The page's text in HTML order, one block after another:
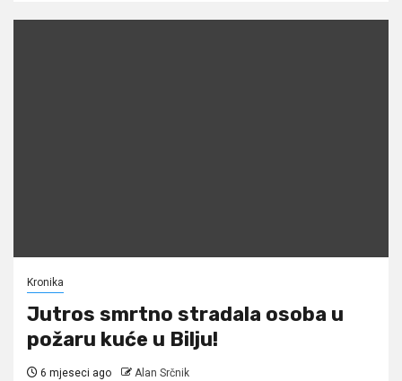
Kronika
Jutros smrtno stradala osoba u
požaru kuće u Bilju!
6 mjeseci ago Alan Srčnik